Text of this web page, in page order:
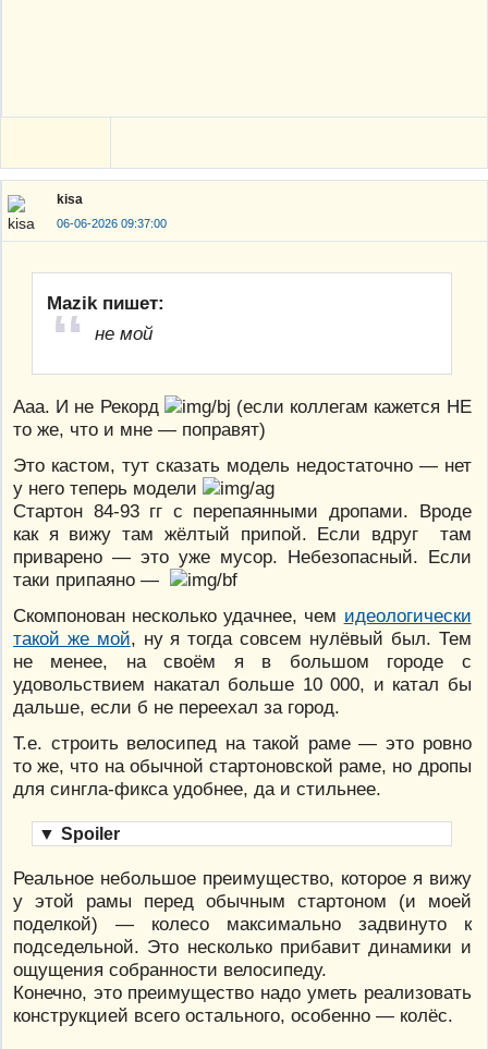
kisa
06-06-2026 09:37:00
Mazik пишет:
не мой
Ааа. И не Рекорд
(если коллегам кажется НЕ
то же, что и мне — поправят)
Это кастом, тут сказать модель недостаточно — нет
у него теперь модели
Стартон 84-93 гг с перепаянными дропами. Вроде
как я вижу там жёлтый припой. Если вдруг там
приварено — это уже мусор. Небезопасный. Если
таки припаяно —
Скомпонован несколько удачнее, чем идеологически
такой же мой, ну я тогда совсем нулёвый был. Тем
не менее, на своём я в большом городе с
удовольствием накатал больше 10 000, и катал бы
дальше, если б не переехал за город.
Т.е. строить велосипед на такой раме — это ровно
то же, что на обычной стартоновской раме, но дропы
для сингла-фикса удобнее, да и стильнее.
▼ Spoiler
Реальное небольшое преимущество, которое я вижу
у этой рамы перед обычным стартоном (и моей
поделкой) — колесо максимально задвинуто к
подседельной. Это несколько прибавит динамики и
ощущения собранности велосипеду.
Конечно, это преимущество надо уметь реализовать
конструкцией всего остального, особенно — колёс.